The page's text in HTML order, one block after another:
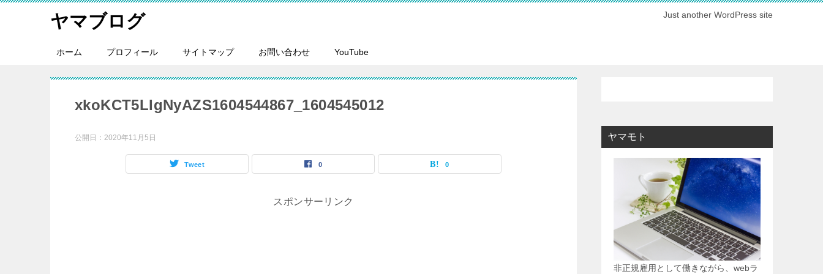
ヤマブログ Just another WordPress site
ホーム プロフィール サイトマップ お問い合わせ YouTube
xkoKCT5LIgNyAZS1604544867_1604545012
公開日： 2020年11月5日
Tweet 0 0
スポンサーリンク
ヤマモト
非正規雇用として働きながら、webラ